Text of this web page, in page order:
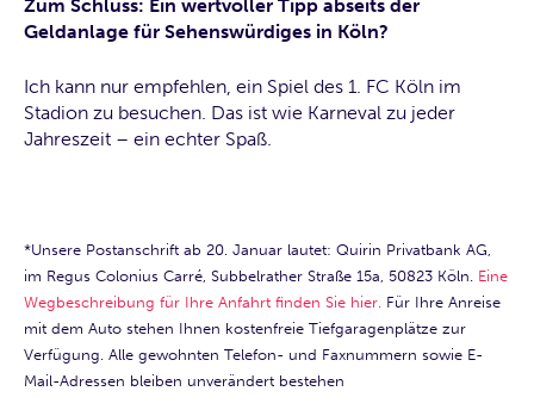
Zum Schluss: Ein wertvoller Tipp abseits der
Geldanlage für Sehenswürdiges in Köln?
Ich kann nur empfehlen, ein Spiel des 1. FC Köln im
Stadion zu besuchen. Das ist wie Karneval zu jeder
Jahreszeit – ein echter Spaß.
*Unsere Postanschrift ab 20. Januar lautet: Quirin Privatbank AG,
im Regus Colonius Carré, Subbelrather Straße 15a, 50823 Köln. Eine
Wegbeschreibung für Ihre Anfahrt finden Sie hier. Für Ihre Anreise
mit dem Auto stehen Ihnen kostenfreie Tiefgaragenplätze zur
Verfügung. Alle gewohnten Telefon- und Faxnummern sowie E-
Mail-Adressen bleiben unverändert bestehen